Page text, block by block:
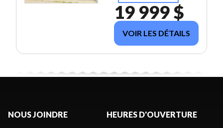
19 999 $
VOIR LES DÉTAILS
NOUS JOINDRE HEURES D'OUVERTURE